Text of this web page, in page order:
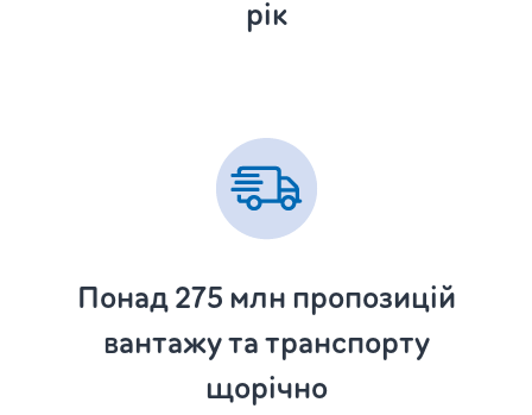
рік
Понад 275 млн пропозицій
вантажу та транспорту
щорічно